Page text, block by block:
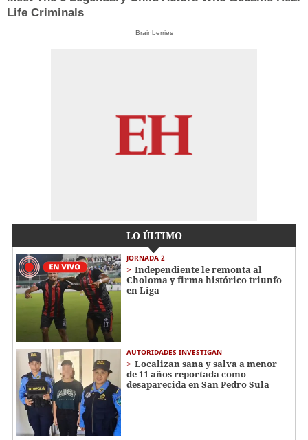
Life Criminals
Brainberries
LO ÚLTIMO
JORNADA 2
Independiente le remonta al
Choloma y firma histórico triunfo
en Liga
AUTORIDADES INVESTIGAN
Localizan sana y salva a menor
de 11 años reportada como
desaparecida en San Pedro Sula